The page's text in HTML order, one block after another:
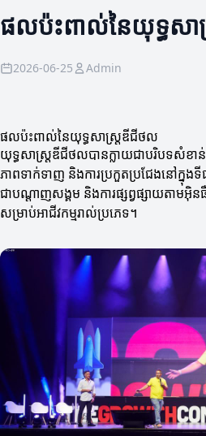
ផលប៉ះពាល់នៃយុទ្ធស
2026-06-25 Admin
ផលប៉ះពាល់នៃយុទ្ធសាស្ត្រឌីជីថល
យុទ្ធសាស្ត្រឌីជីថលបានក្លាយជា​បរិបទសំខាន់
ភាពទាក់ទាញ និងការប្រកួតប្រជែងនៅក្នុង
ជាបណ្តាញសង្គម និងការផ្សព្វផ្សាយតាម
សម្រាប់អាជីវកម្មរាល់ប្រភេទ។